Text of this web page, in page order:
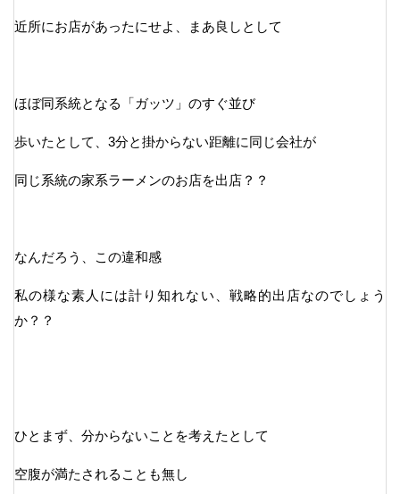
近所にお店があったにせよ、まあ良しとして
ほぼ同系統となる「ガッツ」のすぐ並び
歩いたとして、3分と掛からない距離に同じ会社が
同じ系統の家系ラーメンのお店を出店？？
なんだろう、この違和感
私の様な素人には計り知れない、戦略的出店なのでしょう
か？？
ひとまず、分からないことを考えたとして
空腹が満たされることも無し